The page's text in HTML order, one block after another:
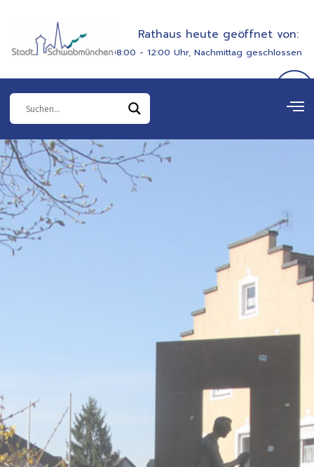
springen
Rathaus heute geöffnet von:
08:00 - 12:00 Uhr, Nachmittag geschlossen